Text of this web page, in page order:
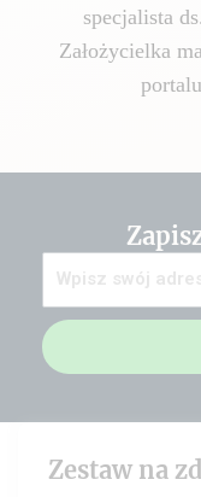
specjalista
Założycielka
Zestaw na